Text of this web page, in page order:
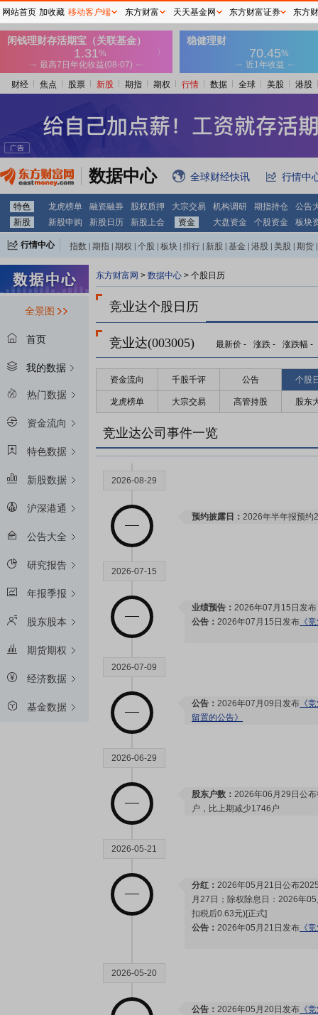
财经 焦点 股票 新股 期指 期权 行情 数据 全球 美股 港股
数据中心 全球财经快讯 行情中
特色 龙虎榜单 融资融券 股权质押 大宗交易 机构调研 期指持仓
公告
新股
新股申购 新股日历 新股上会 资金 大盘资金 个股资金 板块
行情中心 指数 期指 期权 个股 板块 排行 新股 基金 港股 美股 期货
全景图
首页
我的数据
热门数据
资金流向
特色数据
新股数据
沪深港通
公告大全
研究报告
年报季报
股东股本
期货期权
经济数据
基金数据
东方财富网 > 数据中心 > 个股日历
竞业达个股日历
竞业达(003005) 最新价 - 涨跌 - 涨跌幅 -
资金流向 千股千评 公告 个股
龙虎榜单 大宗交易 高管持股 股东
竞业达公司事件一览
2026-08-29
预约披露日： 2026年半年报预约
2026-07-15
业绩预告： 2026年07月15日发
公告： 2026年07月15日发布 《
2026-07-09
公告： 2026年07月09日发布 《
留置的公告》
2026-06-29
股东户数： 2026年06月29日公
户，比上期减少1746户
2026-05-21
分红： 2026年05月21日公布
月27日；除权除息日：2026年
扣税后0.63元)[正式]
公告： 2026年05月21日发布 《
2026-05-20
公告： 2026年05月20日发布 《
网站首页 加收藏 移动客户端 东方财富 天天基金网 东方财富证券 东方